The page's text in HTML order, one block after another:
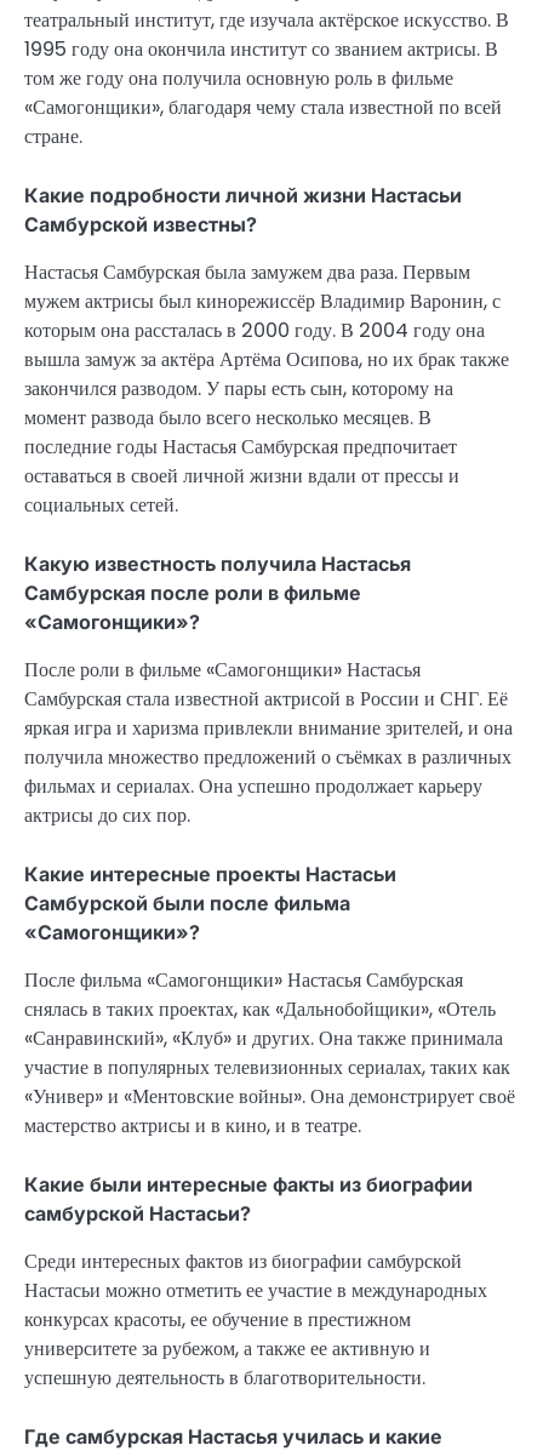
театральный институт, где изучала актёрское искусство. В
1995 году она окончила институт со званием актрисы. В
том же году она получила основную роль в фильме
«Самогонщики», благодаря чему стала известной по всей
стране.
Какие подробности личной жизни Настасьи
Самбурской известны?
Настасья Самбурская была замужем два раза. Первым
мужем актрисы был кинорежиссёр Владимир Варонин, с
которым она рассталась в 2000 году. В 2004 году она
вышла замуж за актёра Артёма Осипова, но их брак также
закончился разводом. У пары есть сын, которому на
момент развода было всего несколько месяцев. В
последние годы Настасья Самбурская предпочитает
оставаться в своей личной жизни вдали от прессы и
социальных сетей.
Какую известность получила Настасья
Самбурская после роли в фильме
«Самогонщики»?
После роли в фильме «Самогонщики» Настасья
Самбурская стала известной актрисой в России и СНГ. Её
яркая игра и харизма привлекли внимание зрителей, и она
получила множество предложений о съёмках в различных
фильмах и сериалах. Она успешно продолжает карьеру
актрисы до сих пор.
Какие интересные проекты Настасьи
Самбурской были после фильма
«Самогонщики»?
После фильма «Самогонщики» Настасья Самбурская
снялась в таких проектах, как «Дальнобойщики», «Отель
«Санравинский», «Клуб» и других. Она также принимала
участие в популярных телевизионных сериалах, таких как
«Универ» и «Ментовские войны». Она демонстрирует своё
мастерство актрисы и в кино, и в театре.
Какие были интересные факты из биографии
самбурской Настасьи?
Среди интересных фактов из биографии самбурской
Настасьи можно отметить ее участие в международных
конкурсах красоты, ее обучение в престижном
университете за рубежом, а также ее активную и
успешную деятельность в благотворительности.
Где самбурская Настасья училась и какие